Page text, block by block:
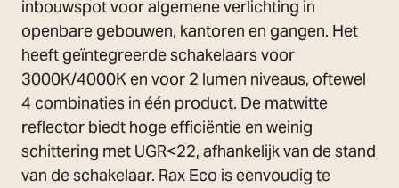
inbouwspot voor algemene verlichting in
openbare gebouwen, kantoren en gangen. Het
heeft geïntegreerde schakelaars voor
3000K/4000K en voor 2 lumen niveaus, oftewel
4 combinaties in één product. De matwitte
reflector biedt hoge efficiëntie en weinig
schittering met UGR<22, afhankelijk van de stand
van de schakelaar. Rax Eco is eenvoudig te